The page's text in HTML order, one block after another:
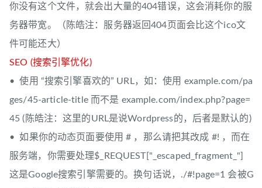
你没有这个文件，就会出大量的404错误，这会消耗你的服
务器带宽。（陈皓注：服务器返回404页面会比这个ico文
件可能还大）
SEO (搜索引擎优化)
• 使用 “搜索引擎喜欢的” URL，如：使用 example.com/pa
ges/45-article-title 而不是 example.com/index.php?page=
45 (陈皓注：这里的URL是说Wordpress的，后者是默认的)
• 如果你的动态页面要使用 # ，那么请把其改成 #! ，而在
服务端，你需要处理$_REQUEST["_escaped_fragment_"]
这是Google搜索引擎需要的。换句话说，./#!page=1 会被G